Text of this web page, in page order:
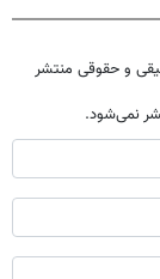
و حقوقی منتشر
نمی‌شود.